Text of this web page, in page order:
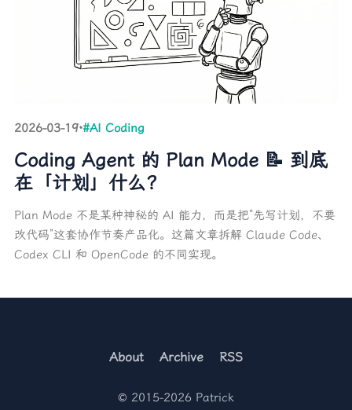
2026-03-19·#AI Coding
Coding Agent 的 Plan Mode 📝 到底
在「计划」什么？
Plan Mode 不是某种神秘的 AI 能力，而是把“先写计划，不要
改代码”这套协作节奏产品化。这篇文章拆解 Claude Code、
Codex CLI 和 OpenCode 的不同实现。
About Archive RSS
© 2015-2026 Patrick